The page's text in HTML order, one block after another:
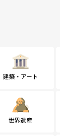
建築・アート
世界遺産